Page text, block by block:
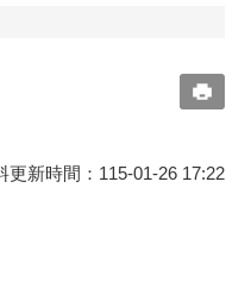
更新時間：115-01-26 17:22